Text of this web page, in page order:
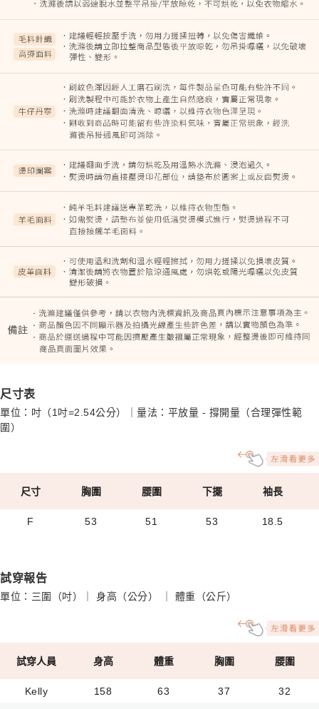
尺寸表
單位：吋（1吋=2.54公分）｜量法：平放量 - 撐開量（合理彈性範
圍）
尺寸 胸圍 腰圍 下擺 袖長
F 53 51 53 18.5
試穿報告
單位：三圍（吋）｜ 身高（公分） ｜ 體重（公斤）
試穿人員 身高 體重 胸圍 腰圍
Kelly 158 63 37 32